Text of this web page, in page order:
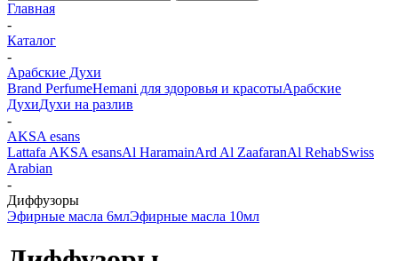
Главная
-
Каталог
-
Арабские Духи
Brand PerfumeHemani для здоровья и красотыАрабские
ДухиДухи на разлив
-
AKSA esans
Lattafa AKSA esansAl HaramainArd Al ZaafaranAl RehabSwiss
Arabian
-
Диффузоры
Эфирные масла 6млЭфирные масла 10мл